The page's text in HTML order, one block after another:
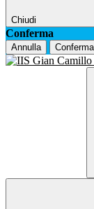
Chiudi
Conferma
Annulla Conferma